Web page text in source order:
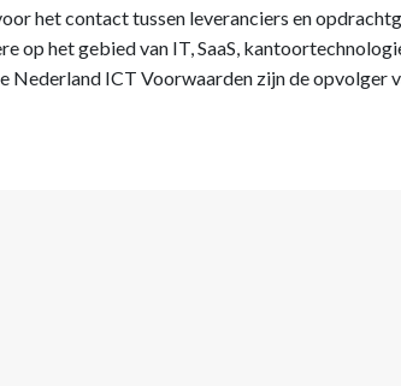
het contact tussen leveranciers en
op het gebied van IT, SaaS,
Nederland ICT Voorwaarden zijn de opvolger